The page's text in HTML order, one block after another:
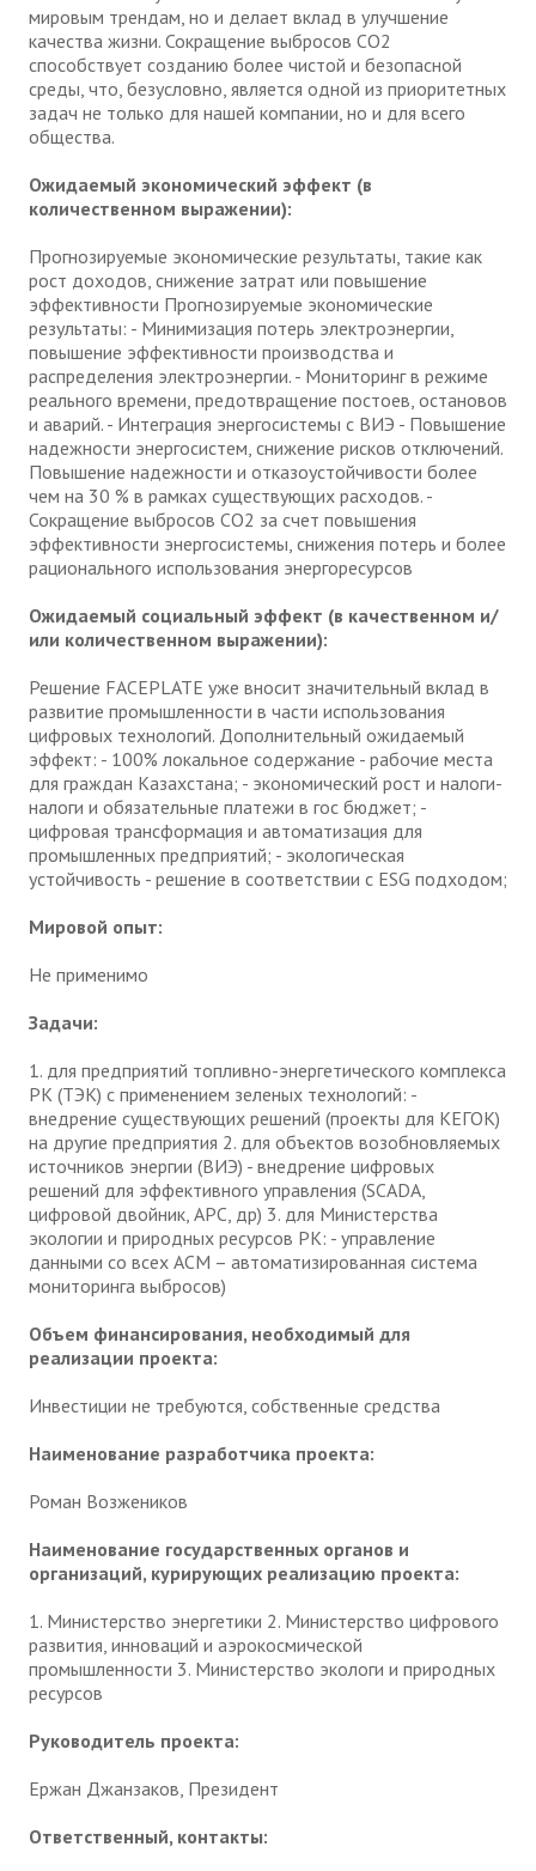
мировым трендам, но и делает вклад в улучшение
качества жизни. Сокращение выбросов CO2
способствует созданию более чистой и безопасной
среды, что, безусловно, является одной из приоритетных
задач не только для нашей компании, но и для всего
общества.
Ожидаемый экономический эффект (в
количественном выражении):
Прогнозируемые экономические результаты, такие как
рост доходов, снижение затрат или повышение
эффективности Прогнозируемые экономические
результаты: - Минимизация потерь электроэнергии,
повышение эффективности производства и
распределения электроэнергии. - Мониторинг в режиме
реального времени, предотвращение постоев, остановов
и аварий. - Интеграция энергосистемы с ВИЭ - Повышение
надежности энергосистем, снижение рисков отключений.
Повышение надежности и отказоустойчивости более
чем на 30 % в рамках существующих расходов. -
Сокращение выбросов CO2 за счет повышения
эффективности энергосистемы, снижения потерь и более
рационального использования энергоресурсов
Ожидаемый социальный эффект (в качественном и/
или количественном выражении):
Решение FACEPLATE уже вносит значительный вклад в
развитие промышленности в части использования
цифровых технологий. Дополнительный ожидаемый
эффект: - 100% локальное содержание - рабочие места
для граждан Казахстана; - экономический рост и налоги-
налоги и обязательные платежи в гос бюджет; -
цифровая трансформация и автоматизация для
промышленных предприятий; - экологическая
устойчивость - решение в соответствии с ESG подходом;
Мировой опыт:
Не применимо
Задачи:
1. для предприятий топливно-энергетического комплекса
РК (ТЭК) с применением зеленых технологий: -
внедрение существующих решений (проекты для КЕГОК)
на другие предприятия 2. для объектов возобновляемых
источников энергии (ВИЭ) - внедрение цифровых
решений для эффективного управления (SCADA,
цифровой двойник, APC, др) 3. для Министерства
экологии и природных ресурсов РК: - управление
данными со всех АСМ – автоматизированная система
мониторинга выбросов)
Объем финансирования, необходимый для
реализации проекта:
Инвестиции не требуются, собственные средства
Наименование разработчика проекта:
Роман Возжеников
Наименование государственных органов и
организаций, курирующих реализацию проекта:
1. Министерство энергетики 2. Министерство цифрового
развития, инноваций и аэрокосмической
промышленности 3. Министерство экологи и природных
ресурсов
Руководитель проекта:
Ержан Джанзаков, Президент
Ответственный, контакты: